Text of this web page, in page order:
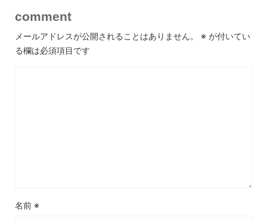
comment
メールアドレスが公開されることはありません。 ※ が付いてい
る欄は必須項目です
名前 ※